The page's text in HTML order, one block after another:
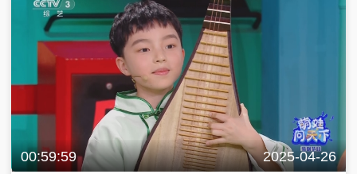
00:59:59 2025-04-26